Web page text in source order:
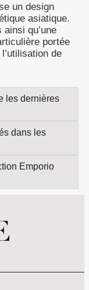
un design
asiatique.
qu’une
portée
de
les dernières
dans les
Emporio